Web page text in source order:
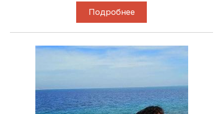
Подробнее